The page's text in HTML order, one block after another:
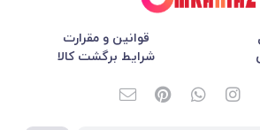
قوانین و مقرارت
شرایط برگشت کالا